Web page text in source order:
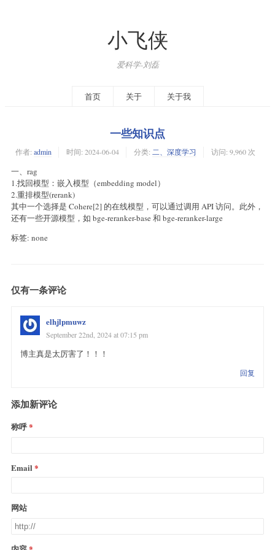
小飞侠
爱科学-刘磊
首页 关于 关于我
一些知识点
作者: admin 时间: 2024-06-04 分类: 二、深度学习 访问: 9,960 次
一、rag
1.找回模型：嵌入模型（embedding model）
2.重排模型(rerank)
其中一个选择是 Cohere[2] 的在线模型，可以通过调用 API 访问。此外，
还有一些开源模型，如 bge-reranker-base 和 bge-reranker-large
标签: none
仅有一条评论
elhjlpmuwz
September 22nd, 2024 at 07:15 pm
博主真是太厉害了！！！
回复
添加新评论
称呼
Email
网站